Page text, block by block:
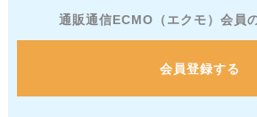
通販通信ECMO（エクモ）会員
会員登録する